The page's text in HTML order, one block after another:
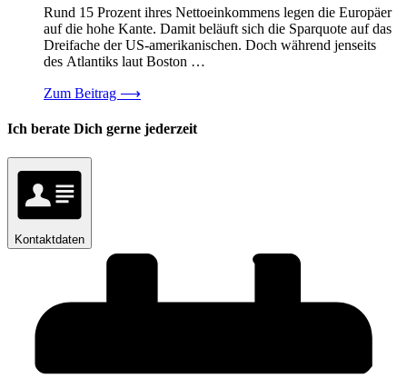
Rund 15 Prozent ihres Nettoeinkommens legen die Europäer
auf die hohe Kante. Damit beläuft sich die Sparquote auf das
Dreifache der US-amerikanischen. Doch während jenseits
des Atlantiks laut Boston …
Zum Beitrag ⟶
Ich berate Dich gerne jederzeit
Kontaktdaten